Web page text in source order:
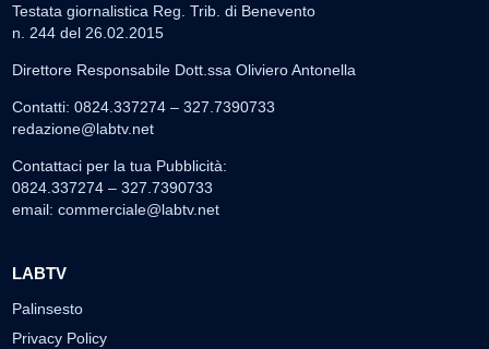
Testata giornalistica Reg. Trib. di Benevento
n. 244 del 26.02.2015
Direttore Responsabile Dott.ssa Oliviero Antonella
Contatti: 0824.337274 – 327.7390733
redazione@labtv.net
Contattaci per la tua Pubblicità:
0824.337274 – 327.7390733
email: commerciale@labtv.net
LABTV
Palinsesto
Privacy Policy